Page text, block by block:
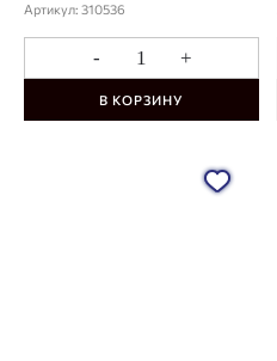
Артикул: 310536
- +
В КОРЗИНУ